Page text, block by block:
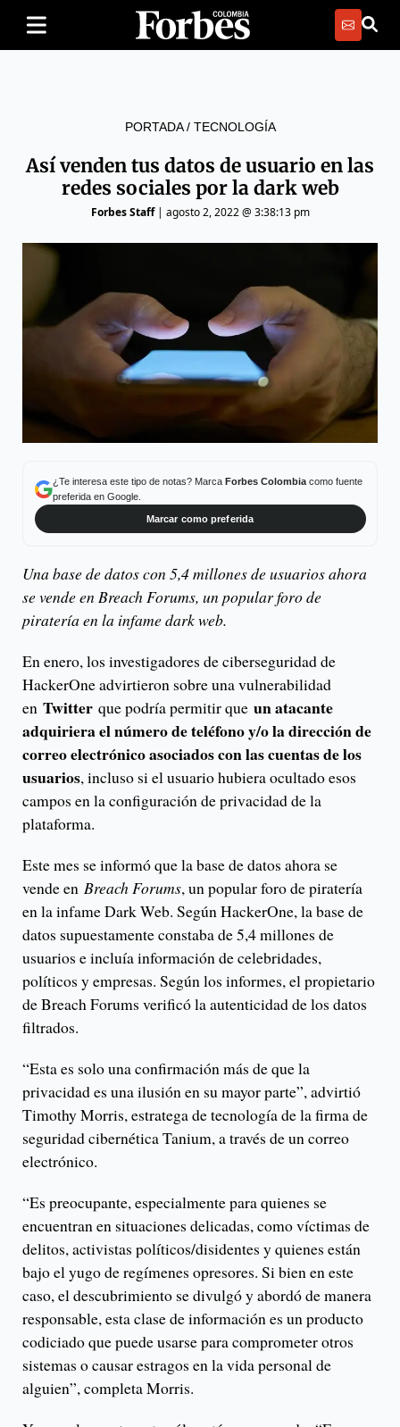
PORTADA/ TECNOLOGÍA
Así venden tus datos de usuario en las
redes sociales por la dark web
Forbes Staff| agosto 2, 2022 @ 3:38:13 pm
¿Te interesa este tipo de notas? Marca Forbes Colombiacomo fuente
preferida en Google.
Marcar como preferida
Una base de datos con 5,4 millones de usuarios ahora
se vende en Breach Forums, un popular foro de
piratería en la infame dark web.
En enero, los investigadores de ciberseguridad de
HackerOne advirtieron sobre una vulnerabilidad
en Twitter que podría permitir que un atacante
adquiriera el número de teléfono y/o la dirección de
correo electrónico asociados con las cuentas de los
usuarios, incluso si el usuario hubiera ocultado esos
campos en la configuración de privacidad de la
plataforma.
Este mes se informó que la base de datos ahora se
vende en Breach Forums, un popular foro de piratería
en la infame Dark Web. Según HackerOne, la base de
datos supuestamente constaba de 5,4 millones de
usuarios e incluía información de celebridades,
políticos y empresas. Según los informes, el propietario
de Breach Forums verificó la autenticidad de los datos
filtrados.
“Esta es solo una confirmación más de que la
privacidad es una ilusión en su mayor parte”, advirtió
Timothy Morris, estratega de tecnología de la firma de
seguridad cibernética Tanium, a través de un correo
electrónico.
“Es preocupante, especialmente para quienes se
encuentran en situaciones delicadas, como víctimas de
delitos, activistas políticos/disidentes y quienes están
bajo el yugo de regímenes opresores. Si bien en este
caso, el descubrimiento se divulgó y abordó de manera
responsable, esta clase de información es un producto
codiciado que puede usarse para comprometer otros
sistemas o causar estragos en la vida personal de
alguien”, completa Morris.